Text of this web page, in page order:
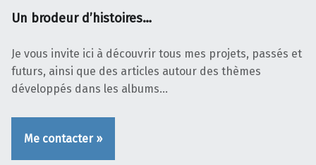
Un brodeur d’histoires…
Je vous invite ici à découvrir tous mes projets, passés et
futurs, ainsi que des articles autour des thèmes
développés dans les albums…
Me contacter »